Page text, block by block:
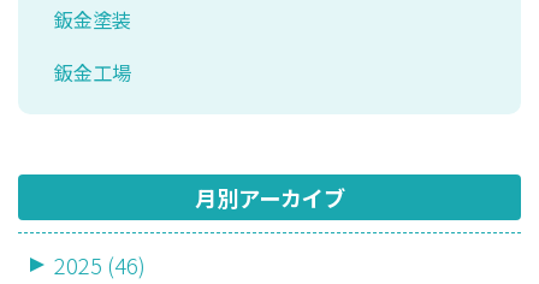
鈑金塗装
鈑金工場
月別アーカイブ
2025 (46)